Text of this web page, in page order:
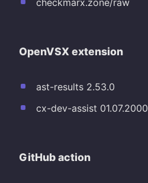
OpenVSX extension
ast-results 2.53.0
cx-dev-assist 01.07.2000
GitHub action